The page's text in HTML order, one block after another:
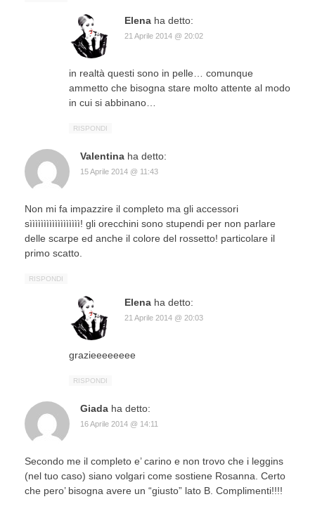
Elena ha detto:
21 Aprile 2014 @ 20:02
in realtà questi sono in pelle… comunque
ammetto che bisogna stare molto attente al modo
in cui si abbinano…
RISPONDI
Valentina ha detto:
15 Aprile 2014 @ 11:43
Non mi fa impazzire il completo ma gli accessori
sìììììììììììììììììì! gli orecchini sono stupendi per non parlare
delle scarpe ed anche il colore del rossetto! particolare il
primo scatto.
RISPONDI
Elena ha detto:
21 Aprile 2014 @ 20:03
grazieeeeeeee
RISPONDI
Giada ha detto:
16 Aprile 2014 @ 14:11
Secondo me il completo e’ carino e non trovo che i leggins
(nel tuo caso) siano volgari come sostiene Rosanna. Certo
che pero’ bisogna avere un “giusto” lato B. Complimenti!!!!